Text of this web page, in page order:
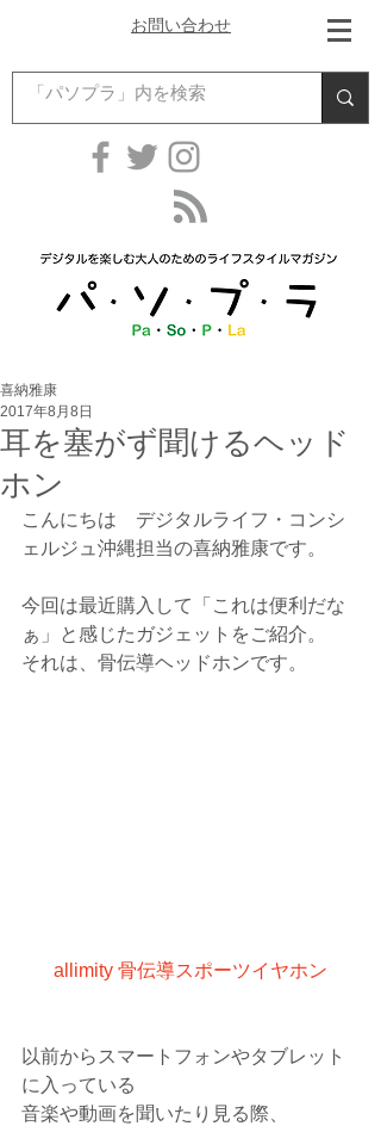
お問い合わせ
耳を塞がず聞けるヘッド
ホン
喜納雅康
2017年8月8日
こんにちは　デジタルライフ・コンシ
ェルジュ沖縄担当の喜納雅康です。
今回は最近購入して「これは便利だな
ぁ」と感じたガジェットをご紹介。
それは、骨伝導ヘッドホンです。
allimity 骨伝導スポーツイヤホン
以前からスマートフォンやタブレット
に入っている
音楽や動画を聞いたり見る際、